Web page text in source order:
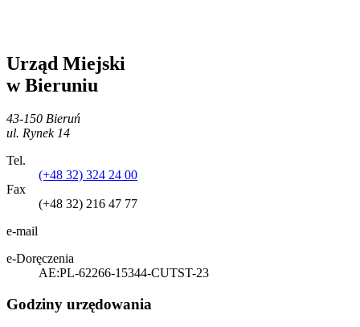
Urząd Miejski
w Bieruniu
43-150 Bieruń
ul. Rynek 14
Tel.
(+48 32) 324 24 00
Fax
(+48 32) 216 47 77
e-mail
e-Doręczenia
AE:PL-62266-15344-CUTST-23
Godziny urzędowania